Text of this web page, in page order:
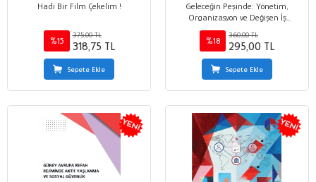
Hadi Bir Film Çekelim !
%15
375,00 TL
318,75 TL
Sepete Ekle
Geleceğin Peşinde: Yönetim,
Organizasyon ve Değişen İş
Dünyası
%18
360,00 TL
295,00 TL
Sepete Ekle